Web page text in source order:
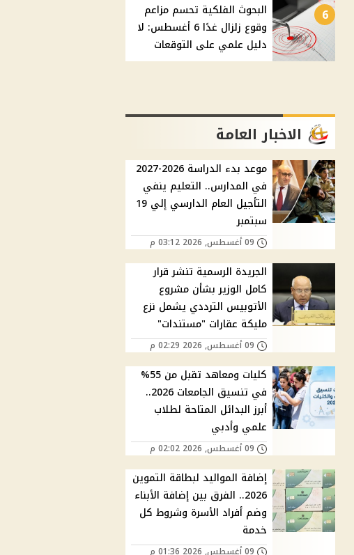
6
البحوث الفلكية تحسم مزاعم
وقوع زلزال غدًا 6 أغسطس: لا
دليل علمي على التوقعات
الاخبار العامة
موعد بدء الدراسة 2026-2027
في المدارس.. التعليم ينفي
التأجيل العام الدارسي إلي 19
سبتمبر
09 أغسطس, 2026 03:12 م
الجريدة الرسمية تنشر قرار
كامل الوزير بشأن مشروع
الأتوبيس الترددي يشمل نزع
مليكة عقارات "مستندات"
09 أغسطس, 2026 02:29 م
كليات ومعاهد تقبل من 55%
في تنسيق الجامعات 2026..
أبرز البدائل المتاحة لطلاب
علمي وأدبي
09 أغسطس, 2026 02:02 م
إضافة المواليد لبطاقة التموين
2026.. الفرق بين إضافة الأبناء
وضم أفراد الأسرة وشروط كل
خدمة
09 أغسطس, 2026 01:36 م